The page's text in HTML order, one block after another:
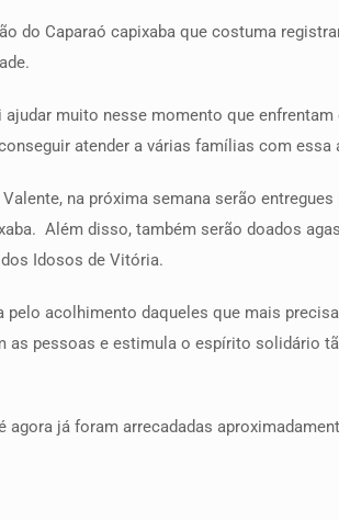
do Caparaó capixaba que costuma
muito nesse momento que
atender a várias famílias com essa
na próxima semana serão
Além disso, também serão doados
Idosos de Vitória.
acolhimento daqueles que mais
pessoas e estimula o espírito solidário
já foram arrecadadas